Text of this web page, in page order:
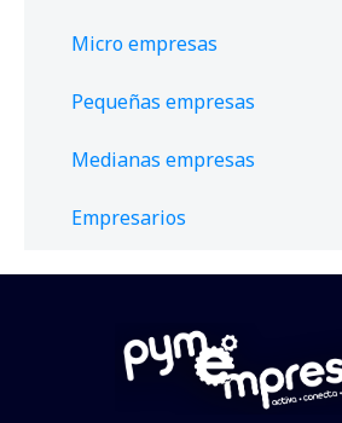
Micro empresas
Pequeñas empresas
Medianas empresas
Empresarios